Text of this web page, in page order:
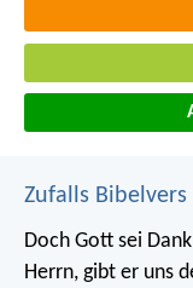
Zufalls Bibelvers
Doch Gott sei
Herrn, gibt er uns